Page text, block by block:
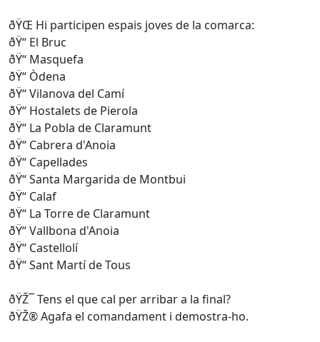
ðŸŒ Hi participen espais joves de la comarca:
ðŸ“ El Bruc
ðŸ“ Masquefa
ðŸ“ Òdena
ðŸ“ Vilanova del Camí
ðŸ“ Hostalets de Pierola
ðŸ“ La Pobla de Claramunt
ðŸ“ Cabrera d'Anoia
ðŸ“ Capellades
ðŸ“ Santa Margarida de Montbui
ðŸ“ Calaf
ðŸ“ La Torre de Claramunt
ðŸ“ Vallbona d'Anoia
ðŸ“ Castellolí
ðŸ“ Sant Martí de Tous
ðŸŽ¯ Tens el que cal per arribar a la final?
ðŸŽ® Agafa el comandament i demostra-ho.